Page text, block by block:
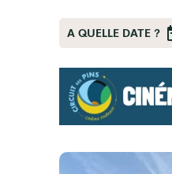
A QUELLE DATE ?